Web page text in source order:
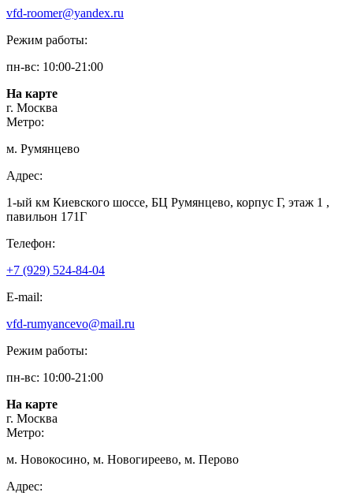
vfd-roomer@yandex.ru
Режим работы:
пн-вс: 10:00-21:00
На карте
г. Москва
Метро:
м. Румянцево
Адрес:
1-ый км Киевского шоссе, БЦ Румянцево, корпус Г, этаж 1 ,
павильон 171Г
Телефон:
+7 (929) 524-84-04
E-mail:
vfd-rumyancevo@mail.ru
Режим работы:
пн-вс: 10:00-21:00
На карте
г. Москва
Метро:
м. Новокосино, м. Новогиреево, м. Перово
Адрес: